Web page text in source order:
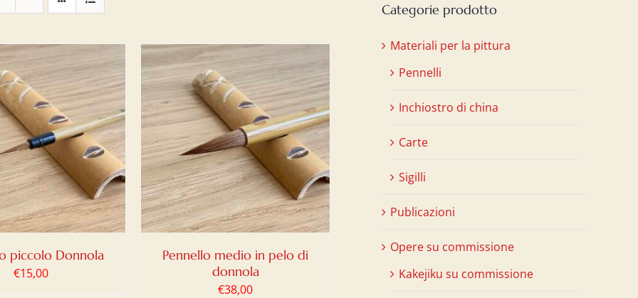
piccolo Donnola
€15,00
AL CARRELLO /
DETTAGLI
Pennello medio in pelo di
donnola
€38,00
Categorie prodotto
Materiali per la pittura
Pennelli
Inchiostro di china
Carte
Sigilli
Publicazioni
Opere su commissione
Kakejiku su commissione